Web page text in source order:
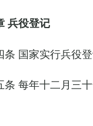
兵役登记
条 国家实行兵役
条 每年十二月三